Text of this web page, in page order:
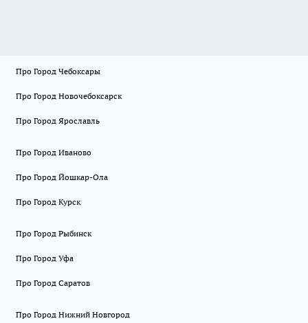
Про Город Чебоксары
Про Город Новочебоксарск
Про Город Ярославль
Про Город Иваново
Про Город Йошкар-Ола
Про Город Курск
Про Город Рыбинск
Про Город Уфа
Про Город Саратов
Про Город Нижний Новгород